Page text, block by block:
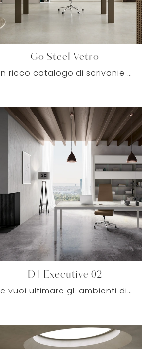
Go Steel Vetro
Un ricco catalogo di scrivanie direzionali in vetro ti aspetta! Il modello Go Steel Vetro di Colombini Office ti aspetta!
D1 Executive 02
Se vuoi ultimare gli ambienti di lavoro, ti presentiamo il modello D1 Executive 02 di Colombini Office tra differenti soluzioni di scrivanie ...